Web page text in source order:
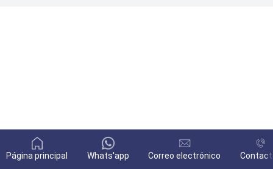
Página principal Whats'app Correo electrónico